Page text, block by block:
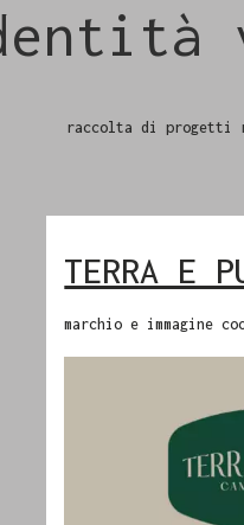
raccolta di progetti
TERRA E
marchio e immagine